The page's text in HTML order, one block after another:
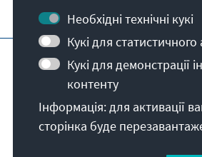
Подальші пропозиції від фонду
Вихідні дані
Умови
Erklärung zur Barrierefreiheit
Карта сайту
© Konrad-Adenauer-
Необхідні технічні кукі
Кукі для статистичного
Кукі для демонстрації
контенту
Інформація: для активації
сторінка буде